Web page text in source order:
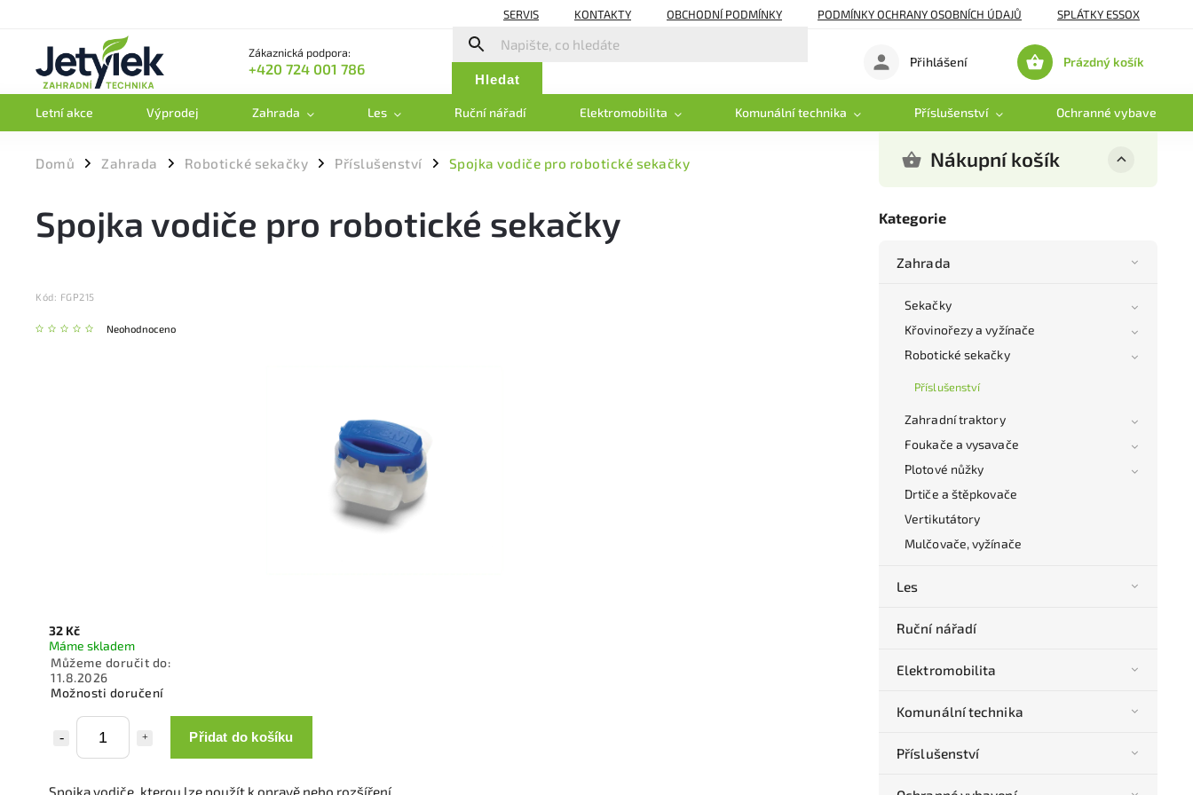
SERVIS KONTAKTY OBCHODNÍ PODMÍNKY PODMÍNKY OCHRANY OSOBNÍCH ÚDAJŮ SPLÁTKY ESSOX
Zákaznická podpora:
+420 724 001 786
Hledat
Nákupní
Prázdný košík
Přihlášení
Letní akce Výprodej Zahrada Les Ruční nářadí Elektromobilita Komunální technika Příslušenství Ochranné vybavení
Domů / Zahrada / Robotické sekačky / Příslušenství / Spojka vodiče pro robotické sekačky Nákupní košík
Kategorie
Zahrada
Sekačky
Křovinořezy a vyžínače
Robotické sekačky
Příslušenství
Zahradní traktory
Foukače a vysavače
Plotové nůžky
Drtiče a štěpkovače
Vertikutátory
Mulčovače, vyžínače
Les
Ruční nářadí
Elektromobilita
Komunální technika
Příslušenství
Spojka vodiče pro robotické sekačky
Kód: FGP215
Neohodnoceno
32 Kč
Máme skladem
Můžeme doručit do:
11.8.2026
Možnosti doručení
Přidat do košíku
Spojka vodiče, kterou lze použít k opravě nebo rozšíření